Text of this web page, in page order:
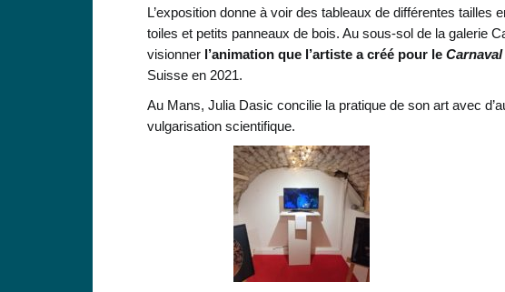
L’exposition donne à voir des tableaux de différentes
toiles et petits panneaux de bois. Au sous-sol de la galerie
visionner l’animation que l’artiste a créé pour le
Suisse en 2021.
Au Mans, Julia Dasic concilie la pratique de son art avec
vulgarisation scientifique.